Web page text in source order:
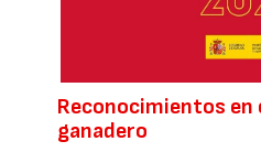
Reconocimientos en
ganadero